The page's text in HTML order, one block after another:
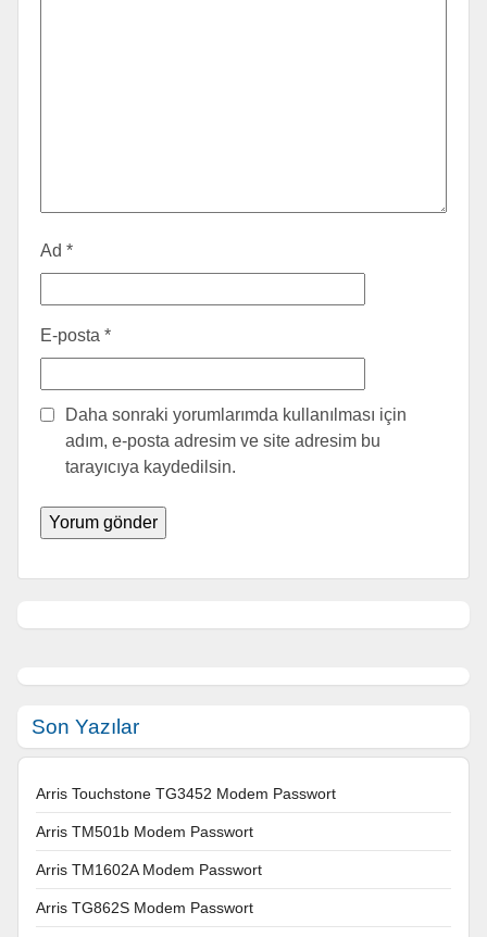
Ad *
E-posta *
Daha sonraki yorumlarımda kullanılması için
adım, e-posta adresim ve site adresim bu
tarayıcıya kaydedilsin.
Son Yazılar
Arris Touchstone TG3452 Modem Passwort
Arris TM501b Modem Passwort
Arris TM1602A Modem Passwort
Arris TG862S Modem Passwort